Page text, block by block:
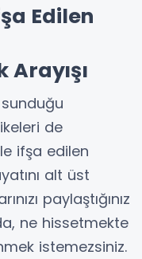
Edilen
de
ifşa edilen
alt üst
paylaştığınız
ne hissetmekte
istemezsiniz.